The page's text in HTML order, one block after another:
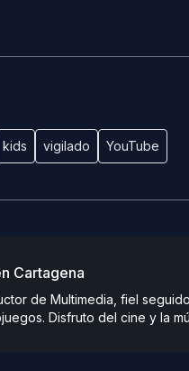
kids vigilado YouTube
Cartagena
de Multimedia, fiel
Disfruto del cine y la